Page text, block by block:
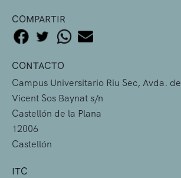
COMPARTIR
CONTACTO
Campus Universitario Riu Sec, Avda. de
Vicent Sos Baynat s/n
Castellón de la Plana
12006
Castellón
ITC